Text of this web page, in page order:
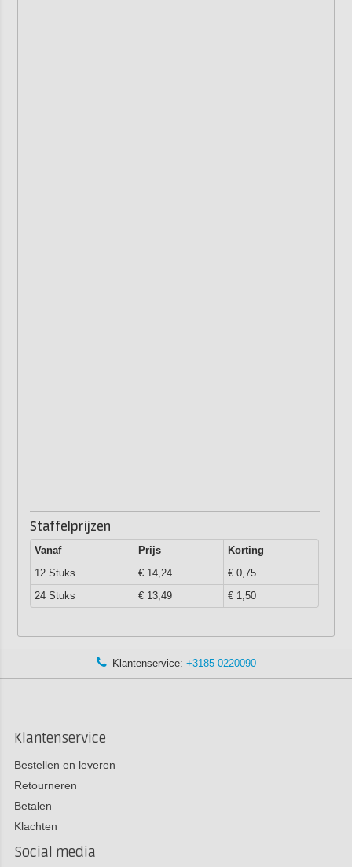
Staffelprijzen
Vanaf Prijs
Korting
12 Stuks
€ 14,24
€ 0,75
24 Stuks
€ 13,49 € 1,50
Klantenservice: +3185 0220090
Klantenservice
Bestellen en leveren
Retourneren
Betalen
Klachten
Social media